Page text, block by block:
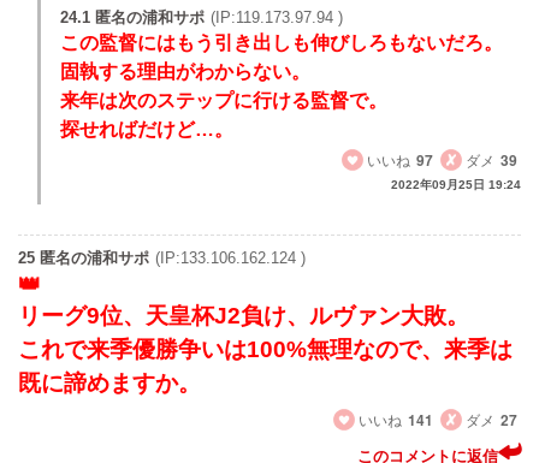
24.1 匿名の浦和サポ (IP:119.173.97.94 )
この監督にはもう引き出しも伸びしろもないだろ。
固執する理由がわからない。
来年は次のステップに行ける監督で。
探せればだけど…。
いいね 97 ダメ 39
2022年09月25日 19:24
25 匿名の浦和サポ (IP:133.106.162.124 )
リーグ9位、天皇杯J2負け、ルヴァン大敗。
これで来季優勝争いは100%無理なので、来季は
既に諦めますか。
いいね 141 ダメ 27
このコメントに返信